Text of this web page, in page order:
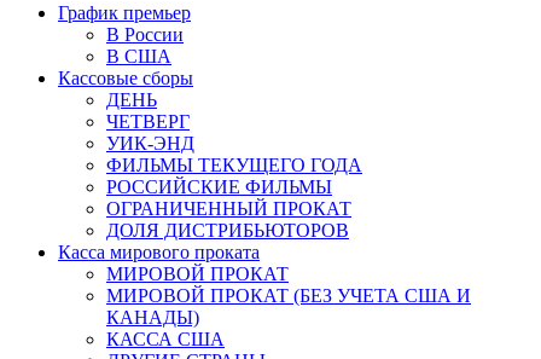
График премьер
В России
В США
Кассовые сборы
ДЕНЬ
ЧЕТВЕРГ
УИК-ЭНД
ФИЛЬМЫ ТЕКУЩЕГО ГОДА
РОССИЙСКИЕ ФИЛЬМЫ
ОГРАНИЧЕННЫЙ ПРОКАТ
ДОЛЯ ДИСТРИБЬЮТОРОВ
Касса мирового проката
МИРОВОЙ ПРОКАТ
МИРОВОЙ ПРОКАТ (БЕЗ УЧЕТА США И
КАНАДЫ)
КАССА США